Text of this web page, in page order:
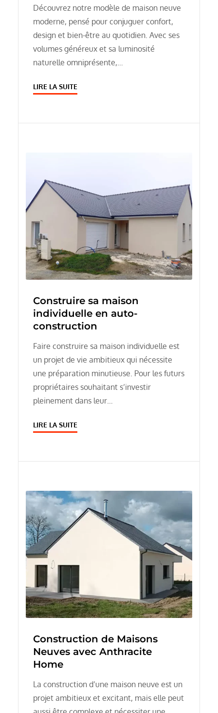
Découvrez notre modèle de maison neuve
moderne, pensé pour conjuguer confort,
design et bien-être au quotidien. Avec ses
volumes généreux et sa luminosité
naturelle omniprésente,…
LIRE LA SUITE
Construire sa maison
individuelle en auto-
construction
Faire construire sa maison individuelle est
un projet de vie ambitieux qui nécessite
une préparation minutieuse. Pour les futurs
propriétaires souhaitant s’investir
pleinement dans leur…
LIRE LA SUITE
Construction de Maisons
Neuves avec Anthracite
Home
La construction d’une maison neuve est un
projet ambitieux et excitant, mais elle peut